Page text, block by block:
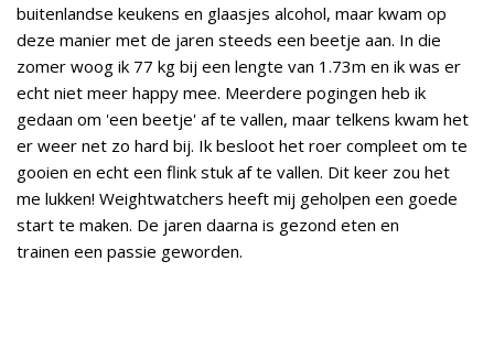
buitenlandse keukens en glaasjes alcohol, maar kwam op
deze manier met de jaren steeds een beetje aan. In die
zomer woog ik 77 kg bij een lengte van 1.73m en ik was er
echt niet meer happy mee. Meerdere pogingen heb ik
gedaan om 'een beetje' af te vallen, maar telkens kwam het
er weer net zo hard bij. Ik besloot het roer compleet om te
gooien en echt een flink stuk af te vallen. Dit keer zou het
me lukken! Weightwatchers heeft mij geholpen een goede
start te maken. De jaren daarna is gezond eten en
trainen een passie geworden.